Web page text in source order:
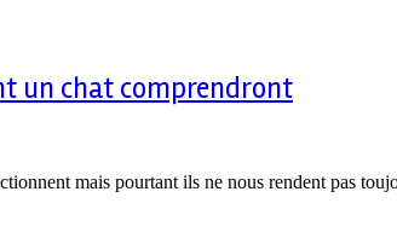
un chat comprendront
mais pourtant ils ne nous rendent pas